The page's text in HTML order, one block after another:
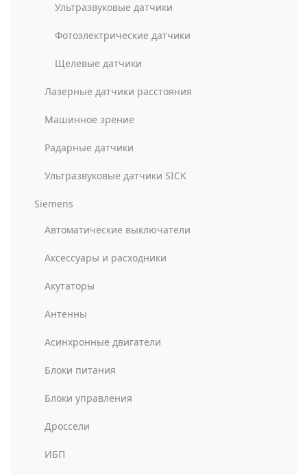
Ультразвуковые датчики
Фотоэлектрические датчики
Щелевые датчики
Лазерные датчики расстояния
Машинное зрение
Радарные датчики
Ультразвуковые датчики SICK
Siemens
Автоматические выключатели
Аксессуары и расходники
Акутаторы
Антенны
Асинхронные двигатели
Блоки питания
Блоки управления
Дроссели
ИБП